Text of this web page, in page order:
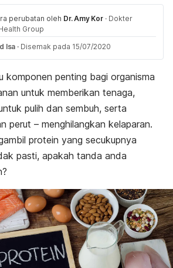
perubatan oleh Dr. Amy Kor · Dokter
Group
Isa · Disemak pada 15/07/2020
komponen penting bagi organisma
untuk memberikan tenaga,
pulih dan sembuh, serta
perut – menghilangkan kelaparan.
protein yang secukupnya
pasti, apakah tanda anda